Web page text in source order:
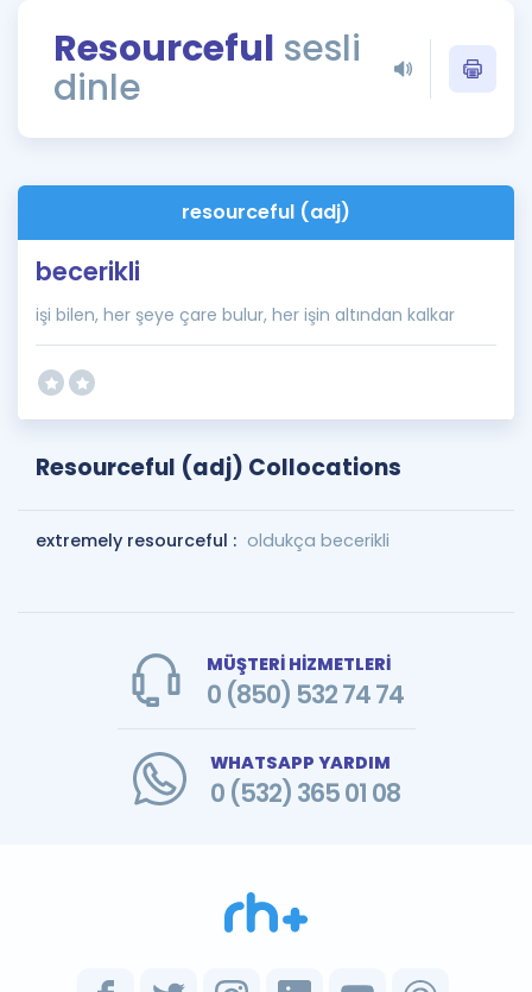
ÖSYM Sınav Takvimi
Kampanyalar
İngilizce Gramer
Resourceful sesli
dinle
resourceful (adj)
becerikli
işi bilen, her şeye çare bulur, her işin altından kalkar
Resourceful (adj) Collocations
extremely resourceful : oldukça becerikli
MÜŞTERİ HİZMETLERİ
0 (850) 532 74 74
WHATSAPP YARDIM
0 (532) 365 01 08